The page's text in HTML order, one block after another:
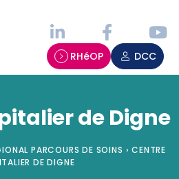
RHéOP DCC
de Digne
PARCOURS DE SOINS › CENTRE
DE DIGNE